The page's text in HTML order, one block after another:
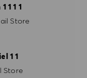
1 1 1
Store
1 1
Store